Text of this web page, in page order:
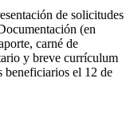
de solicitudes
(en
carné de
y breve currículum
beneficiarios el 12 de